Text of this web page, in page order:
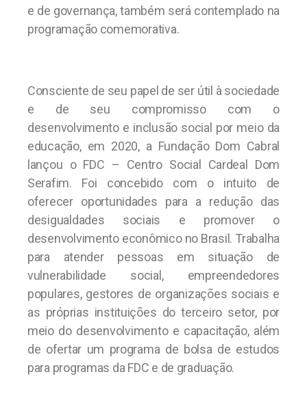
e de governança, também será contemplado na
programação comemorativa.
Consciente de seu papel de ser útil à sociedade
e de seu compromisso com o
desenvolvimento e inclusão social por meio da
educação, em 2020, a Fundação Dom Cabral
lançou o FDC – Centro Social Cardeal Dom
Serafim. Foi concebido com o intuito de
oferecer oportunidades para a redução das
desigualdades sociais e promover o
desenvolvimento econômico no Brasil. Trabalha
para atender pessoas em situação de
vulnerabilidade social, empreendedores
populares, gestores de organizações sociais e
as próprias instituições do terceiro setor, por
meio do desenvolvimento e capacitação, além
de ofertar um programa de bolsa de estudos
para programas da FDC e de graduação.